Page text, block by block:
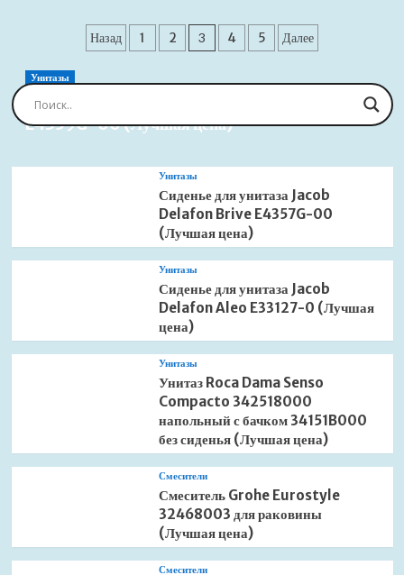
Grohe
Eurosmart
для
(Лучшая
Пагинация
Назад 1 2 3 4 5 Далее
Унитазы
Сиденье для унитаза Jacob Delafon Brive
E4359G-00 (Лучшая цена)
Унитазы
Сиденье для унитаза Jacob
Delafon Brive E4357G-00
(Лучшая цена)
Унитазы
Сиденье для унитаза Jacob
Delafon Aleo E33127-0 (Лучшая
цена)
Унитазы
Унитаз Roca Dama Senso
Compacto 342518000
напольный с бачком 34151B000
без сиденья (Лучшая цена)
Смесители
Смеситель Grohe Eurostyle
32468003 для раковины
(Лучшая цена)
Смесители